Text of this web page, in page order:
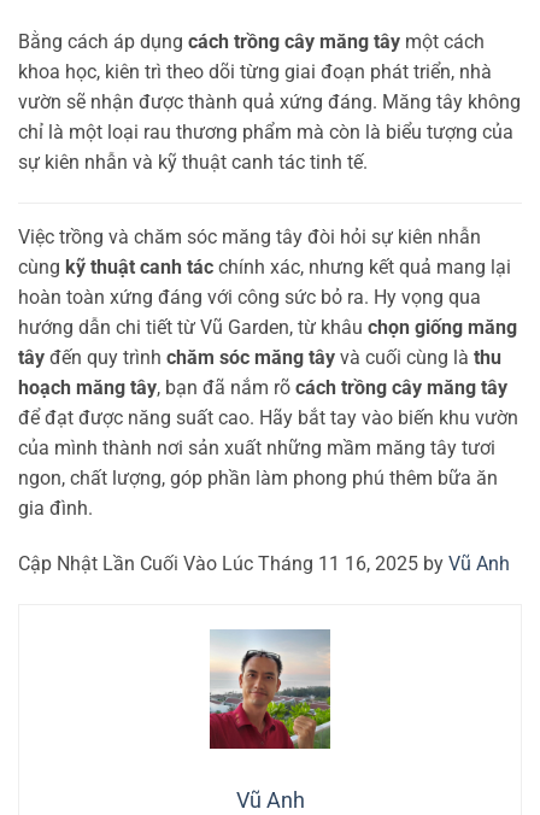
Bằng cách áp dụng cách trồng cây măng tây một cách
khoa học, kiên trì theo dõi từng giai đoạn phát triển, nhà
vườn sẽ nhận được thành quả xứng đáng. Măng tây không
chỉ là một loại rau thương phẩm mà còn là biểu tượng của
sự kiên nhẫn và kỹ thuật canh tác tinh tế.
Việc trồng và chăm sóc măng tây đòi hỏi sự kiên nhẫn
cùng kỹ thuật canh tác chính xác, nhưng kết quả mang lại
hoàn toàn xứng đáng với công sức bỏ ra. Hy vọng qua
hướng dẫn chi tiết từ Vũ Garden, từ khâu chọn giống măng
tây đến quy trình chăm sóc măng tây và cuối cùng là thu
hoạch măng tây, bạn đã nắm rõ cách trồng cây măng tây
để đạt được năng suất cao. Hãy bắt tay vào biến khu vườn
của mình thành nơi sản xuất những mầm măng tây tươi
ngon, chất lượng, góp phần làm phong phú thêm bữa ăn
gia đình.
Cập Nhật Lần Cuối Vào Lúc Tháng 11 16, 2025 by Vũ Anh
Vũ Anh